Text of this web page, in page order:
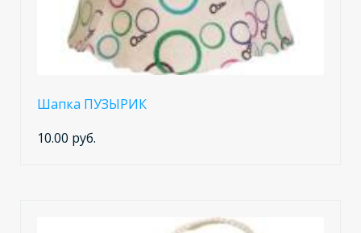
Шапка ПУЗЫРИК
10.00 руб.